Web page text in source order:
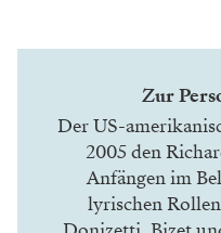
Zur
Der US-
2005 den
Anfängen im
lyrischen